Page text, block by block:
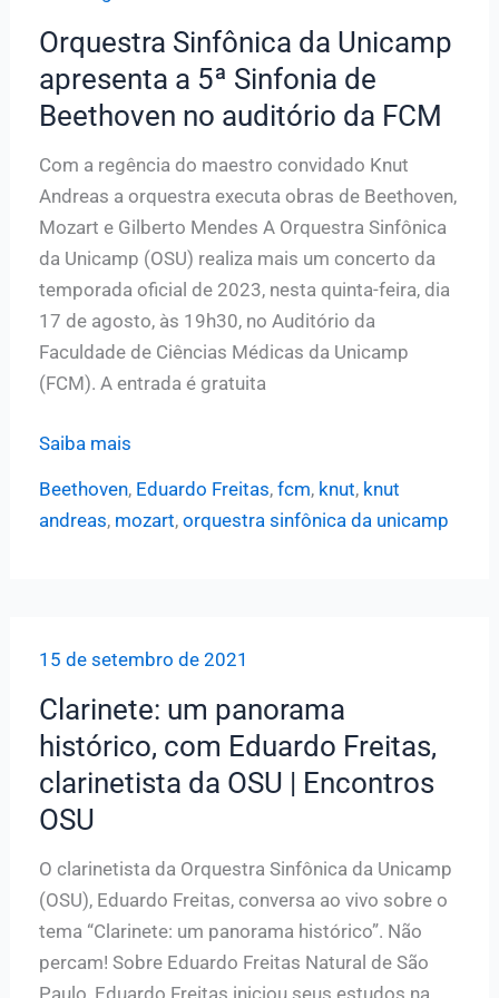
Orquestra Sinfônica da Unicamp
apresenta a 5ª Sinfonia de
Beethoven no auditório da FCM
Com a regência do maestro convidado Knut
Andreas a orquestra executa obras de Beethoven,
Mozart e Gilberto Mendes A Orquestra Sinfônica
da Unicamp (OSU) realiza mais um concerto da
temporada oficial de 2023, nesta quinta-feira, dia
17 de agosto, às 19h30, no Auditório da
Faculdade de Ciências Médicas da Unicamp
(FCM). A entrada é gratuita
Orquestra
Unicamp
Sinfonia
Beethoven
no
auditório
da
Saiba mais
Beethoven, Eduardo Freitas, fcm, knut, knut
andreas, mozart, orquestra sinfônica da unicamp
15 de setembro de 2021
Clarinete: um panorama
histórico, com Eduardo Freitas,
clarinetista da OSU | Encontros
OSU
O clarinetista da Orquestra Sinfônica da Unicamp
(OSU), Eduardo Freitas, conversa ao vivo sobre o
tema “Clarinete: um panorama histórico”. Não
percam! Sobre Eduardo Freitas Natural de São
Paulo, Eduardo Freitas iniciou seus estudos na